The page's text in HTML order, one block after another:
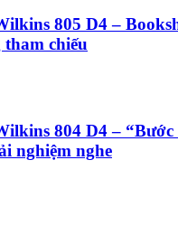
805 D4 –
chiếu
804 D4 –
nghiệm nghe